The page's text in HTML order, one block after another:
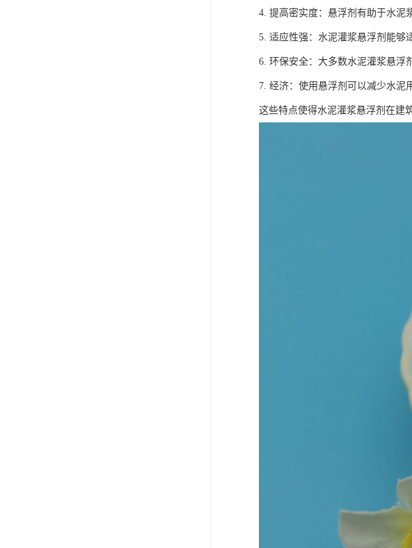
4. 提高密实度：悬浮剂有助于水泥
5. 适应性强：水泥灌浆悬浮剂能够
6. 环保安全：大多数水泥灌浆悬浮
7. 经济：使用悬浮剂可以减少水泥
这些特点使得水泥灌浆悬浮剂在建